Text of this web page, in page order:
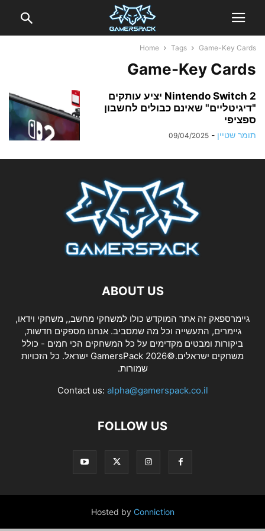
Home Tags Game-Key Cards
Game-Key Cards
Nintendo Switch 2 יציע עותקים
"דיגיטליים" שאינם כבולים לחשבון
ספציפי
תומר שטיין -
09/04/2025
ABOUT US
גיימרספאק זה אתר המוקדש כולו למשחקי מחשב,, משחקי וידאו,
גיימרים, התעשייה וכל מה שמסביב. אנחנו מספקים חדשות,
ביקורות ומבטים מקדימים על כל המשחקים הכי חמים - כולל
משחקים ישראלים.©2026 GamersPack ישראל. כל הזכויות
שמורות.
Contact us: alpha@gamerspack.co.il
FOLLOW US
Hosted by Conniction